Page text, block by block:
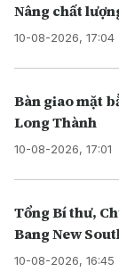
Nâng chất
10-08-2026, 17:04
Bàn giao mặt
Long Thành
10-08-2026, 17:01
Tổng Bí thư,
Bang New
10-08-2026, 16:45